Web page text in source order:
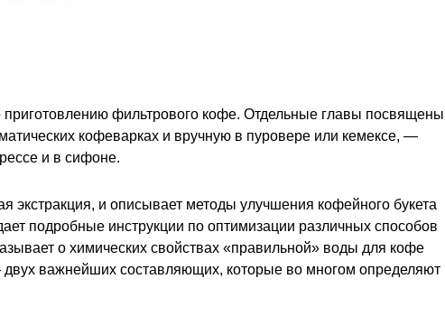
фильтрового кофе. Отдельные главы посвящены
кофеварках и вручную в пуровере или кемексе, —
и в сифоне.
экстракция, и описывает методы улучшения кофейного букета
подробные инструкции по оптимизации различных способов
о химических свойствах «правильной» воды для кофе
важнейших составляющих, которые во многом определяют